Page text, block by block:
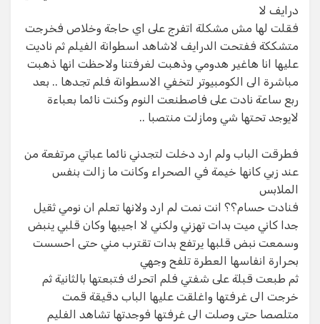
درايف لا
فقلت لها مش مشكلة اتفرج على اي حاجة وخلاص فخرجت
متشككة ففتحت الدرايف لاشاهد اسطوانة الفيلم ثم ناديت
عليها انا هاغير هدومي وذهبت لغرفتنا ولاحظت انها ذهبت
مباشرة الى الكومبيوتر لتخفي الاسطوانة فلم تجدها .. بعد
ربع ساعة نادت على فاصطنعت النوم وكنت نائما بعباءة
لايوجد تحتها شي ومازلت منتصبا ..
فطرقت الباب ولم ارد دخلت لتجدني نائما عباتي مرتفعة من
عند زبي كانها خيمة في الصحراء وكانت ما زالت بنفس
الملابس
فنادت حسام؟؟ انت نمت لم ارد ولانها تعلم ان نومي ثقيل
جدا كاني ميت بدات تهزني ولكني لا اجيبها وكان قلبي ينبض
وسمعت نبض قلبها يرتفع بدات تقترب مني حتى احسست
بحرارة انفاسها العطرة تلفح وجهي
ثم طبعت قبلة على شفتي فلم اتحرك فتبعتها بالثانية ثم
خرجت الى غرفتها واغلقت عليها الباب دقيقة قمت
متلصصا حتى وصلت الى غرفتها فوجدتها تشاهد الفليم